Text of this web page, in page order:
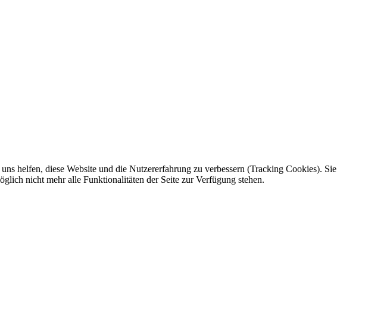
helfen, diese Website und die Nutzererfahrung zu verbessern (Tracking Cookies). Sie
nicht mehr alle Funktionalitäten der Seite zur Verfügung stehen.